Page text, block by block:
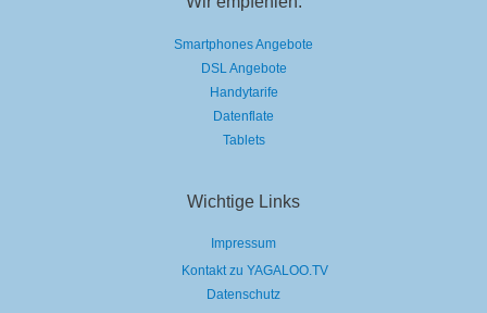
Smartphones Angebote
DSL Angebote
Handytarife
Datenflate
Tablets
Wichtige Links
Impressum
Kontakt zu YAGALOO.TV
Datenschutz